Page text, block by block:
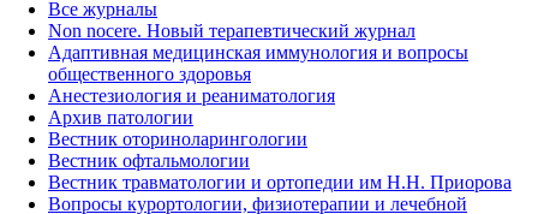
Все журналы
Non nocere. Новый терапевтический журнал
Адаптивная медицинская иммунология и вопросы
общественного здоровья
Анестезиология и реаниматология
Архив патологии
Вестник оториноларингологии
Вестник офтальмологии
Вестник травматологии и ортопедии им Н.Н. Приорова
Вопросы курортологии, физиотерапии и лечебной